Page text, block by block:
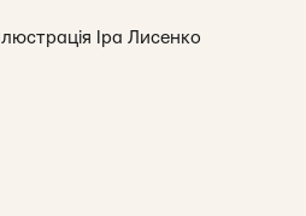
Ілюстрація Іра Лисенко